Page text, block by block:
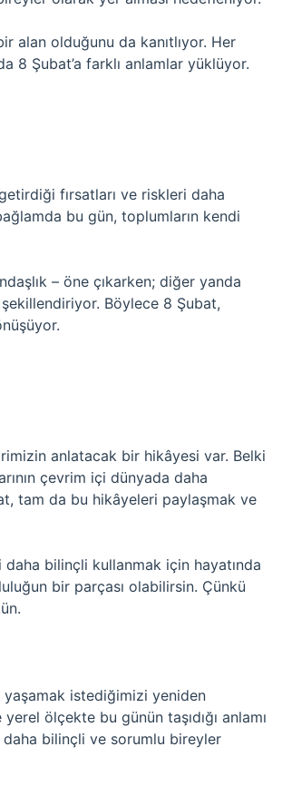
alan olduğunu da kanıtlıyor. Her
8 Şubat’a farklı anlamlar yüklüyor.
fırsatları ve riskleri daha
bu gün, toplumların kendi
– öne çıkarken; diğer yanda
Böylece 8 Şubat,
anlatacak bir hikâyesi var. Belki
çevrim içi dünyada daha
tam da bu hikâyeleri paylaşmak ve
bilinçli kullanmak için hayatında
bir parçası olabilirsin. Çünkü
istediğimizi yeniden
ölçekte bu günün taşıdığı anlamı
bilinçli ve sorumlu bireyler